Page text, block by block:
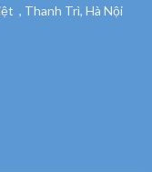
, Thanh Trì, Hà Nội